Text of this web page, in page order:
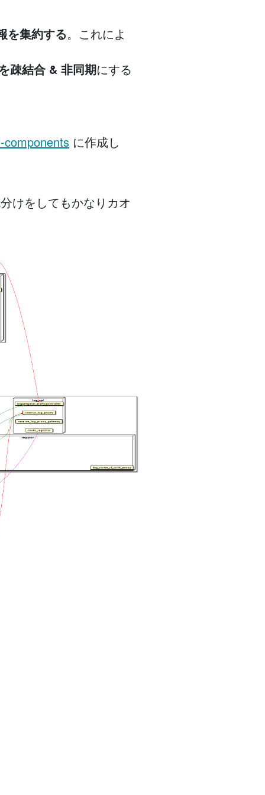
を集約する。これによ
疎結合 & 非同期にする
に作成し
けをしてもかなりカオ